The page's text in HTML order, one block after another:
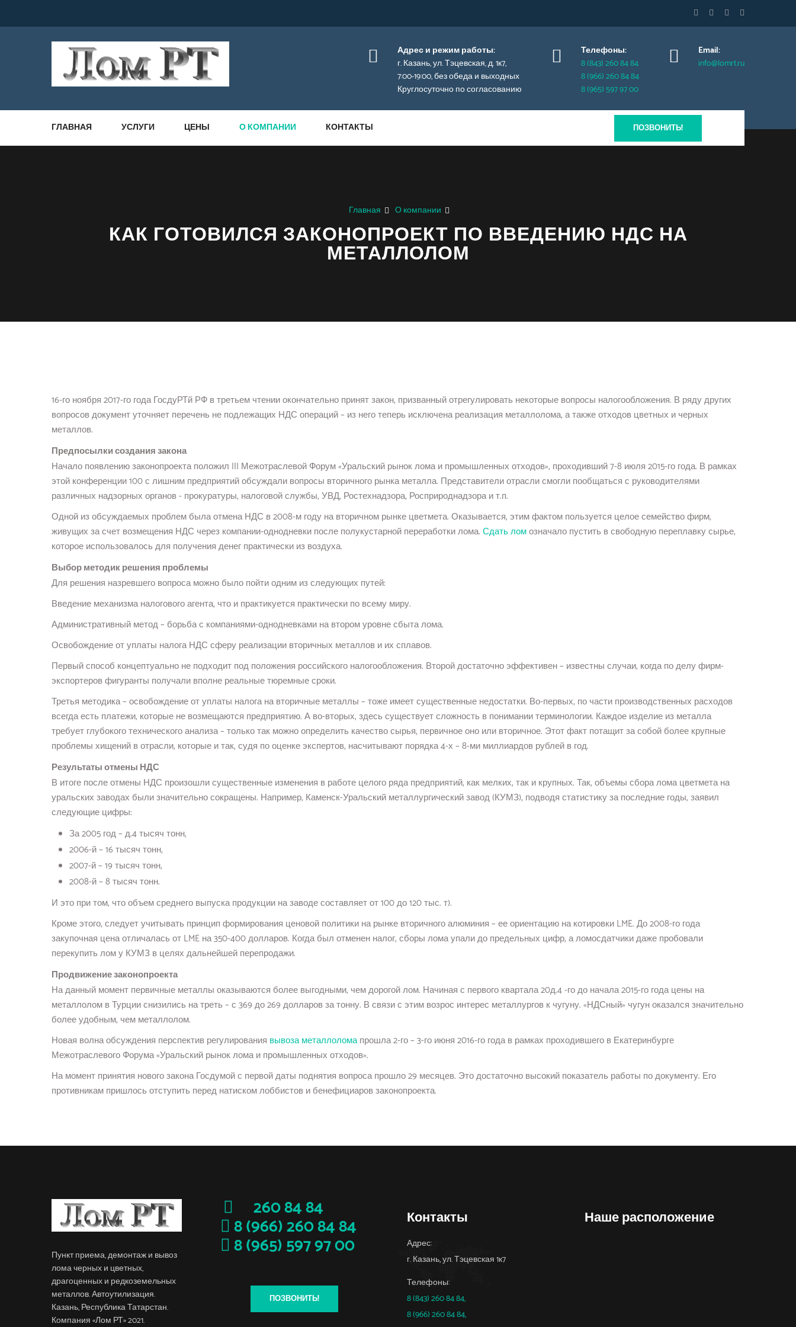
Адрес и режим работы:
г. Казань, ул. Тэцевская, д.1к7,
7:00-19:00, без обеда и выходных
Круглосуточно по согласованию
Телефоны:
8 (843) 260 84 84
8 (966) 260 84 84
8 (965) 597 97 00
Email:
info@lomrt.ru
ГЛАВНАЯ УСЛУГИ ЦЕНЫ О КОМПАНИИ КОНТАКТЫ ПОЗВОНИТЬ!
Главная О компании
КАК ГОТОВИЛСЯ ЗАКОНОПРОЕКТ ПО ВВЕДЕНИЮ НДС НА
МЕТАЛЛОЛОМ
16-го ноября 2017-го года ГосдуРТй РФ в третьем чтении окончательно принят закон, призванный отрегулировать некоторые вопросы налогообложения. В ряду других
вопросов документ уточняет перечень не подлежащих НДС операций – из него теперь исключена реализация металлолома, а также отходов цветных и черных
металлов.
Предпосылки создания закона
Начало появлению законопроекта положил III Межотраслевой Форум «Уральский рынок лома и промышленных отходов», проходивший 7-8 июля 2015-го года. В рамках
этой конференции 100 с лишним предприятий обсуждали вопросы вторичного рынка металла. Представители отрасли смогли пообщаться с руководителями
различных надзорных органов - прокуратуры, налоговой службы, УВД, Ростехнадзора, Росприроднадзора и т.п.
Одной из обсуждаемых проблем была отмена НДС в 2008-м году на вторичном рынке цветмета. Оказывается, этим фактом пользуется целое семейство фирм,
живущих за счет возмещения НДС через компании-однодневки после полукустарной переработки лома. Сдать ломозначало пустить в свободную переплавку сырье,
которое использовалось для получения денег практически из воздуха.
Выбор методик решения проблемы
Для решения назревшего вопроса можно было пойти одним из следующих путей:
Введение механизма налогового агента, что и практикуется практически по всему миру.
Административный метод – борьба с компаниями-однодневками на втором уровне сбыта лома.
Освобождение от уплаты налога НДС сферу реализации вторичных металлов и их сплавов.
Первый способ концептуально не подходит под положения российского налогообложения. Второй достаточно эффективен – известны случаи, когда по делу фирм-
экспортеров фигуранты получали вполне реальные тюремные сроки.
Третья методика – освобождение от уплаты налога на вторичные металлы – тоже имеет существенные недостатки. Во-первых, по части производственных расходов
всегда есть платежи, которые не возмещаются предприятию. А во-вторых, здесь существует сложность в понимании терминологии. Каждое изделие из металла
требует глубокого технического анализа – только так можно определить качество сырья, первичное оно или вторичное. Этот факт потащит за собой более крупные
проблемы хищений в отрасли, которые и так, судя по оценке экспертов, насчитывают порядка 4-х – 8-ми миллиардов рублей в год.
Результаты отмены НДС
В итоге после отмены НДС произошли существенные изменения в работе целого ряда предприятий, как мелких, так и крупных. Так, объемы сбора лома цветмета на
уральских заводах были значительно сокращены. Например, Каменск-Уральский металлургический завод (КУМЗ), подводя статистику за последние годы, заявил
следующие цифры:
За 2005 год – д.4 тысяч тонн,
2006-й – 16 тысяч тонн,
2007-й – 19 тысяч тонн,
2008-й – 8 тысяч тонн.
И это при том, что объем среднего выпуска продукции на заводе составляет от 100 до 120 тыс. т).
Кроме этого, следует учитывать принцип формирования ценовой политики на рынке вторичного алюминия – ее ориентацию на котировки LME. До 2008-го года
закупочная цена отличалась от LME на 350-400 долларов. Когда был отменен налог, сборы лома упали до предельных цифр, а ломосдатчики даже пробовали
перекупить лом у КУМЗ в целях дальнейшей перепродажи.
Продвижение законопроекта
На данный момент первичные металлы оказываются более выгодными, чем дорогой лом. Начиная с первого квартала 20д.4 -го до начала 2015-го года цены на
металлолом в Турции снизились на треть – с 369 до 269 долларов за тонну. В связи с этим возрос интерес металлургов к чугуну. «НДСный» чугун оказался значительно
более удобным, чем металлолом.
Новая волна обсуждения перспектив регулирования вывоза металлоломапрошла 2-го – 3-го июня 2016-го года в рамках проходившего в Екатеринбурге
Межотраслевого Форума «Уральский рынок лома и промышленных отходов».
На момент принятия нового закона Госдумой с первой даты поднятия вопроса прошло 29 месяцев. Это достаточно высокий показатель работы по документу. Его
противникам пришлось отступить перед натиском лоббистов и бенефициаров законопроекта.
Пункт приема, демонтаж и вывоз
лома черных и цветных,
драгоценных и редкоземельных
металлов. Автоутилизация.
Казань, Республика Татарстан.
Компания «Лом РТ» 2021.
260 84 84
8 (966) 260 84 84
8 (965) 597 97 00
ПОЗВОНИТЬ!
Контакты
Адрес:
г. Казань,ул. Тэцевская 1к7
Телефоны:
8 (843) 260 84 84,
8 (966) 260 84 84,
Наше расположение